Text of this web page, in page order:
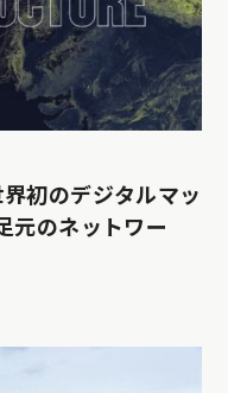
初のデジタルマッ
元のネットワー